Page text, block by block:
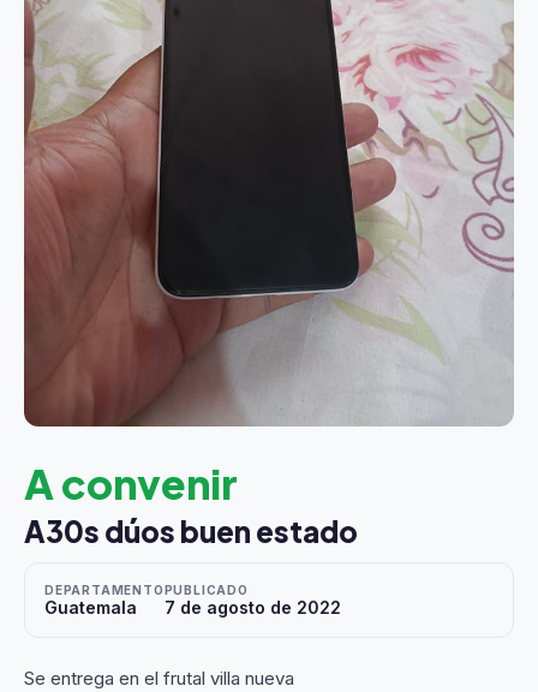
A convenir
A30s dúos buen estado
DEPARTAMENTO
Guatemala
PUBLICADO
7 de agosto de 2022
Se entrega en el frutal villa nueva